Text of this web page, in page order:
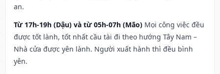
an.
Từ 17h-19h (Dậu) và từ 05h-07h (Mão) Mọi công việc đều
được tốt lành, tốt nhất cầu tài đi theo hướng Tây Nam –
Nhà cửa được yên lành. Người xuất hành thì đều bình
yên.